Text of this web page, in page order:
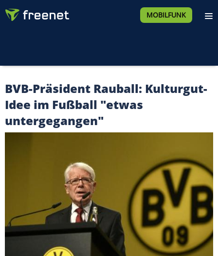
MOBILFUNK
BVB-Präsident Rauball: Kulturgut-
Idee im Fußball "etwas
untergegangen"